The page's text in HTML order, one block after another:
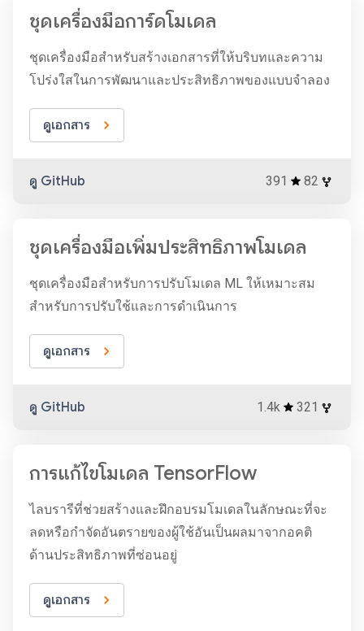
ชุดเครื่องมือการ์ดโมเดล
ชุดเครื่องมือสำหรับสร้างเอกสารที่ให้บริบทและความ
โปร่งใสในการพัฒนาและประสิทธิภาพของแบบจำลอง
ดูเอกสาร
ดู GitHub 391 82
ชุดเครื่องมือเพิ่มประสิทธิภาพโมเดล
ชุดเครื่องมือสำหรับการปรับโมเดล ML ให้เหมาะสม
สำหรับการปรับใช้และการดำเนินการ
ดูเอกสาร
ดู GitHub 1.4k 321
การแก้ไขโมเดล TensorFlow
ไลบรารีที่ช่วยสร้างและฝึกอบรมโมเดลในลักษณะที่จะ
ลดหรือกำจัดอันตรายของผู้ใช้อันเป็นผลมาจากอคติ
ด้านประสิทธิภาพที่ซ่อนอยู่
ดูเอกสาร